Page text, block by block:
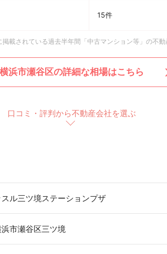
15件
載されている過去半年間「中古マンション等」の不動
横浜市瀬谷区の詳細な相場はこちら
口コミ・評判から不動産会社を選ぶ
ル三ツ境ステーションプザ
市瀬谷区三ツ境